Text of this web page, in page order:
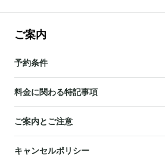
ご案内
予約条件
料金に関わる特記事項
ご案内とご注意
キャンセルポリシー